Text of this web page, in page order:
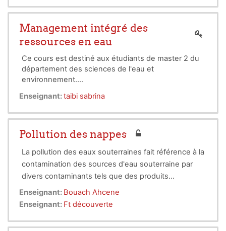
Management intégré des
ressources en eau
Ce cours est destiné aux étudiants de master 2 du
département des sciences de l'eau et
environnement.
Enseignant:taibi sabrina
Pollution des nappes
La pollution des eaux souterraines fait référence à la
contamination des sources d'eau souterraine par
divers contaminants tels que des produits
chimiques, des métaux lourds et des agents
pathogènes. Elle peut résulter d'activités
présentant des risques pour la qualité de l'eau
Enseignant: Bouach Ahcene
Enseignant: Ft découverte